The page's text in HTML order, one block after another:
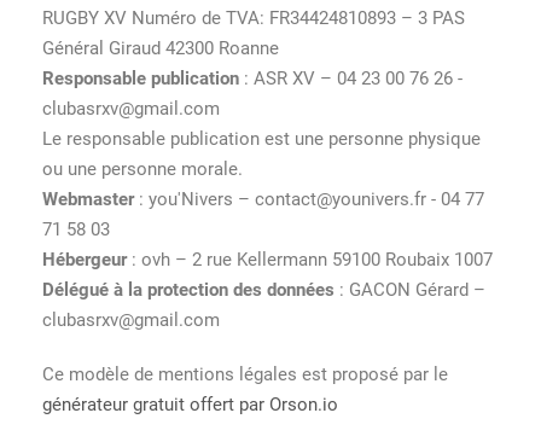
RUGBY XV Numéro de TVA: FR34424810893 – 3 PAS
Général Giraud 42300 Roanne
Responsable publication : ASR XV – 04 23 00 76 26 -
clubasrxv@gmail.com
Le responsable publication est une personne physique
ou une personne morale.
Webmaster: you'Nivers – contact@younivers.fr - 04 77
71 58 03
Hébergeur: ovh – 2 rue Kellermann 59100 Roubaix 1007
Délégué à la protection des données : GACON Gérard –
clubasrxv@gmail.com
Ce modèle de mentions légales est proposé par le
générateur gratuit offert par Orson.io